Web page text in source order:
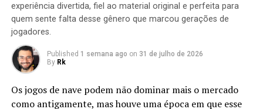
70. Retro City Rampage DX
71. Rhythm Heaven Megamix
73. Rune Factory 4
74. Scribblenauts Unlimited
75. Severed
76. Shantae and the Pirate’s Curse
missão seja concluída.
experiência divertida, fiel ao material original e perfeita para
quem sente falta desse gênero que marcou gerações de
jogadores.
Published 1 semana ago on 31 de julho de 2026
By Rk
Os jogos de nave podem não dominar mais o mercado
como antigamente, mas houve uma época em que esse